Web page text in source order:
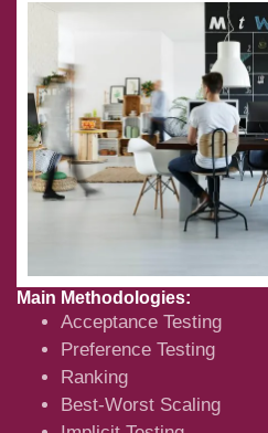
Main Methodologies:
Acceptance Testing
Preference Testing
Ranking
Best-Worst Scaling